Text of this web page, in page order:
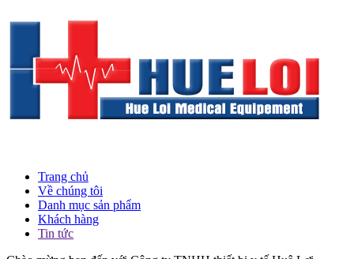
Trang chủ
Về chúng tôi
Danh mục sản phẩm
Khách hàng
Tin tức